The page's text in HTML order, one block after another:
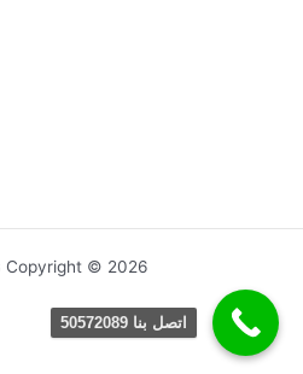
Copyright © 2026 نجار الكويت
اتصل بنا 50572089